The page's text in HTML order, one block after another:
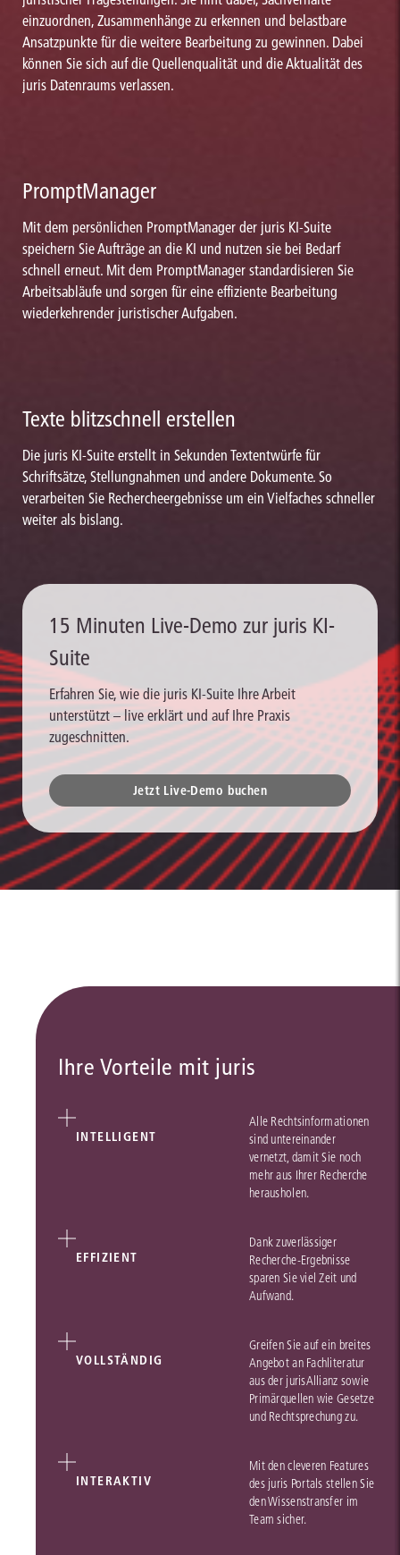
einzuordnen, Zusammenhänge zu erkennen und belastbare
Ansatzpunkte für die weitere Bearbeitung zu gewinnen. Dabei
können Sie sich auf die Quellenqualität und die Aktualität des
juris Datenraums verlassen.
PromptManager
Mit dem persönlichen PromptManager der juris KI-Suite
speichern Sie Aufträge an die KI und nutzen sie bei Bedarf
schnell erneut. Mit dem PromptManager standardisieren Sie
Arbeitsabläufe und sorgen für eine effiziente Bearbeitung
wiederkehrender juristischer Aufgaben.
Texte blitzschnell erstellen
Die juris KI-Suite erstellt in Sekunden Textentwürfe für
Schriftsätze, Stellungnahmen und andere Dokumente. So
verarbeiten Sie Rechercheergebnisse um ein Vielfaches schneller
weiter als bislang.
15 Minuten Live-Demo zur juris KI-
Suite
Erfahren Sie, wie die juris KI-Suite Ihre Arbeit
unterstützt – live erklärt und auf Ihre Praxis
zugeschnitten.
Jetzt Live-Demo buchen
Ihre Vorteile mit juris
INTELLIGENT
Alle Rechtsinformationen
sind untereinander
vernetzt, damit Sie noch
mehr aus Ihrer Recherche
herausholen.
EFFIZIENT
Dank zuverlässiger
Recherche-Ergebnisse
sparen Sie viel Zeit und
Aufwand.
VOLLSTÄNDIG
Greifen Sie auf ein breites
Angebot an Fachliteratur
aus der jurisAllianz sowie
Primärquellen wie Gesetze
und Rechtsprechung zu.
INTERAKTIV
Mit den cleveren Features
des juris Portals stellen Sie
den Wissenstransfer im
Team sicher.